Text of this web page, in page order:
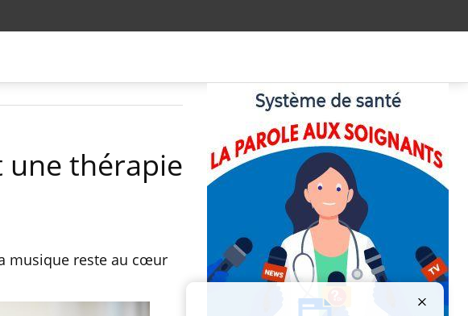
une thérapie
musique reste au cœur